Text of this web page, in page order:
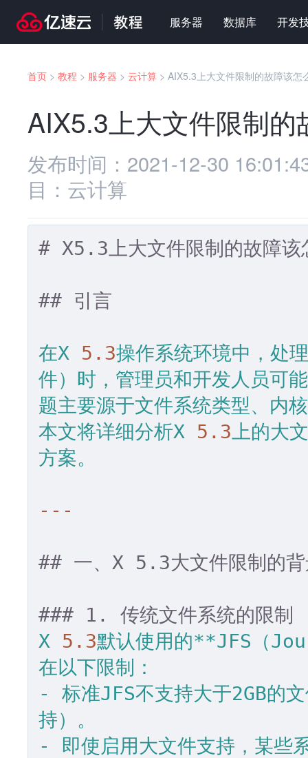
服务器 数据库 开发
首页 > 教程 > 服务器 > 云计算 > AIX5.3上大文件限制的故障该怎
AIX5.3上大文件限制
发布时间： 2021-12-30
目： 云计算
# X5.3上大文件限制的故障该
## 引言
在X 5.3操作系统环境中，处
件）时，管理员和开发人员可
题主要源于文件系统类型、内
本文将详细分析X 5.3上的大
方案。
## 一、X 5.3大文件限制的
### 1. 传统文件系统的限制
X 5.3默认使用的**JFS（
在以下限制：
-
标准JFS不支持大于2GB的
持）。
-
即使启用大文件支持，某